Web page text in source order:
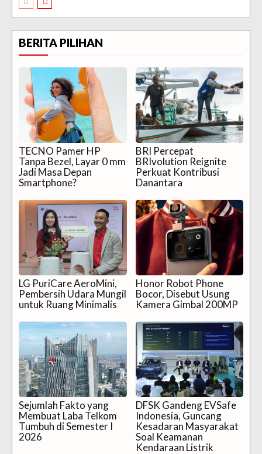
BERITA PILIHAN
TECNO Pamer HP
Tanpa Bezel, Layar 0 mm
Jadi Masa Depan
Smartphone?
BRI Percepat
BRIvolution Reignite
Perkuat Kontribusi
Danantara
LG PuriCare AeroMini,
Pembersih Udara Mungil
untuk Ruang Minimalis
Honor Robot Phone
Bocor, Disebut Usung
Kamera Gimbal 200MP
Sejumlah Fakto yang
Membuat Laba Telkom
Tumbuh di Semester I
2026
DFSK Gandeng EVSafe
Indonesia, Guncang
Kesadaran Masyarakat
Soal Keamanan
Kendaraan Listrik